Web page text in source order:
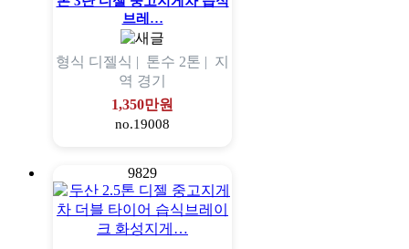
브레…
형식 디젤식 | 톤수 2톤 | 지
역 경기
1,350만원
no.19008
9829